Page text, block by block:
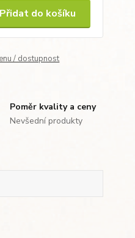
Přidat do košíku
/ dostupnost
Poměr kvality a ceny
Nevšední produkty